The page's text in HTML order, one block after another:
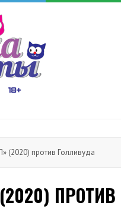
против Голливуда